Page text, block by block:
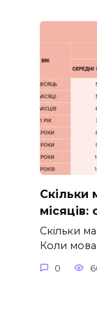
Скільки
місяців:
Скільки
Коли
0